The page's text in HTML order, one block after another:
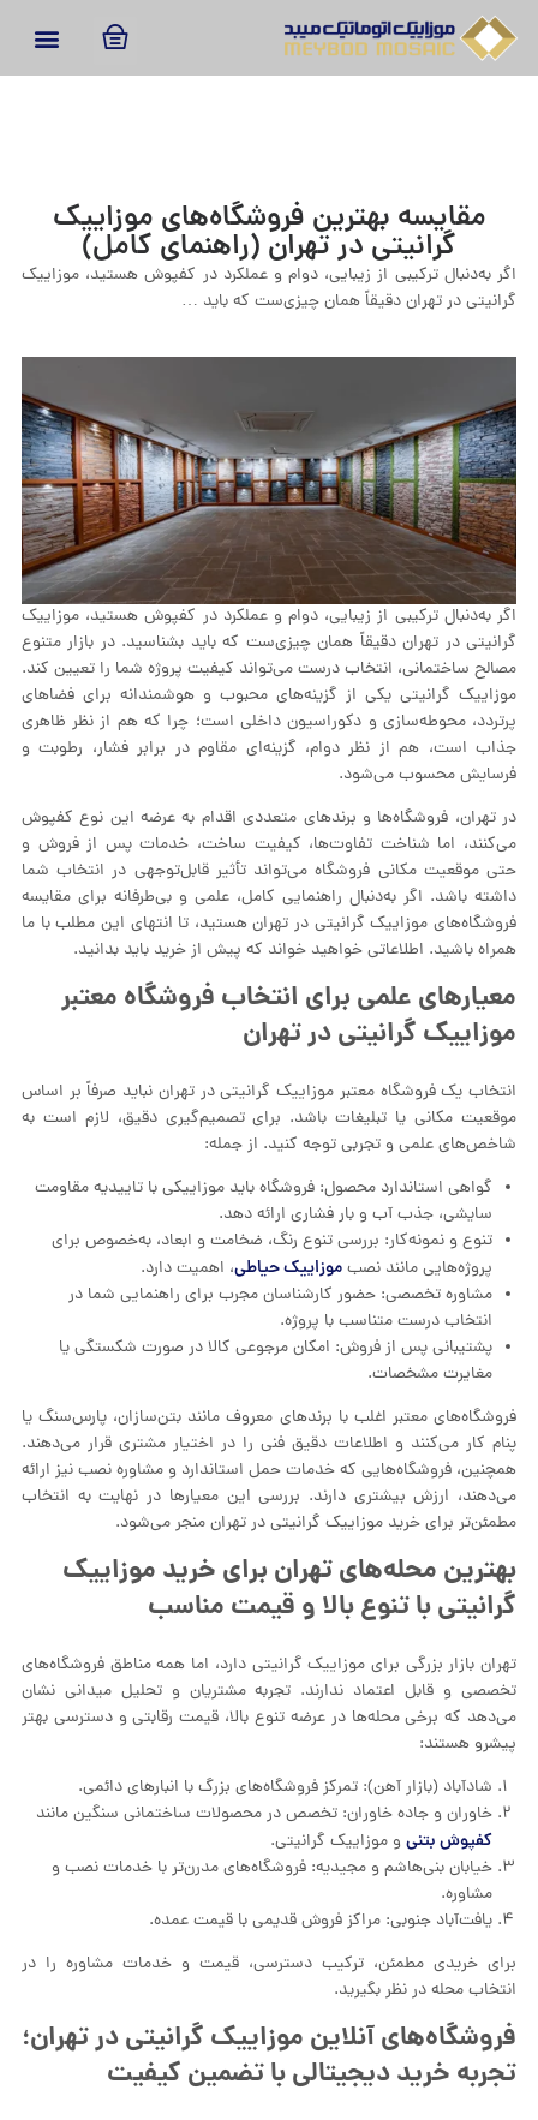
مقایسه بهترین فروشگاه‌های موزاییک
گرانیتی در تهران (راهنمای کامل)
اگر به‌دنبال ترکیبی از زیبایی، دوام و عملکرد در کفپوش هستید، موزاییک
گرانیتی در تهران دقیقاً همان چیزی‌ست که باید …
اگر به‌دنبال ترکیبی از زیبایی، دوام و عملکرد در کفپوش هستید، موزاییک
گرانیتی در تهران دقیقاً همان چیزی‌ست که باید بشناسید. در بازار متنوع
مصالح ساختمانی، انتخاب درست می‌تواند کیفیت پروژه شما را تعیین کند.
موزاییک گرانیتی یکی از گزینه‌های محبوب و هوشمندانه برای فضاهای
پرتردد، محوطه‌سازی و دکوراسیون داخلی است؛ چرا که هم از نظر ظاهری
جذاب است، هم از نظر دوام، گزینه‌ای مقاوم در برابر فشار، رطوبت و
فرسایش محسوب می‌شود.
در تهران، فروشگاه‌ها و برندهای متعددی اقدام به عرضه این نوع کفپوش
می‌کنند، اما شناخت تفاوت‌ها، کیفیت ساخت، خدمات پس از فروش و
حتی موقعیت مکانی فروشگاه می‌تواند تأثیر قابل‌توجهی در انتخاب شما
داشته باشد. اگر به‌دنبال راهنمایی کامل، علمی و بی‌طرفانه برای مقایسه
فروشگاه‌های موزاییک گرانیتی در تهران هستید، تا انتهای این مطلب با ما
همراه باشید. اطلاعاتی خواهید خواند که پیش از خرید باید بدانید.
معیارهای علمی برای انتخاب فروشگاه معتبر
موزاییک گرانیتی در تهران
انتخاب یک فروشگاه معتبر موزاییک گرانیتی در تهران نباید صرفاً بر اساس
موقعیت مکانی یا تبلیغات باشد. برای تصمیم‌گیری دقیق، لازم است به
شاخص‌های علمی و تجربی توجه کنید. از جمله:
گواهی استاندارد محصول: فروشگاه باید موزاییکی با تاییدیه مقاومت
سایشی، جذب آب و بار فشاری ارائه دهد.
تنوع و نمونه‌کار: بررسی تنوع رنگ، ضخامت و ابعاد، به‌خصوص برای
پروژه‌هایی مانند نصبموزاییک حیاطی، اهمیت دارد.
مشاوره تخصصی: حضور کارشناسان مجرب برای راهنمایی شما در
انتخاب درست متناسب با پروژه.
پشتیبانی پس از فروش: امکان مرجوعی کالا در صورت شکستگی یا
مغایرت مشخصات.
فروشگاه‌های معتبر اغلب با برندهای معروف مانند بتن‌سازان، پارس‌سنگ یا
پنام کار می‌کنند و اطلاعات دقیق فنی را در اختیار مشتری قرار می‌دهند.
همچنین، فروشگاه‌هایی که خدمات حمل استاندارد و مشاوره نصب نیز ارائه
می‌دهند، ارزش بیشتری دارند. بررسی این معیارها در نهایت به انتخاب
مطمئن‌تر برای خرید موزاییک گرانیتی در تهران منجر می‌شود.
بهترین محله‌های تهران برای خرید موزاییک
گرانیتی با تنوع بالا و قیمت مناسب
تهران بازار بزرگی برای موزاییک گرانیتی دارد، اما همه مناطق فروشگاه‌های
تخصصی و قابل اعتماد ندارند. تجربه مشتریان و تحلیل میدانی نشان
می‌دهد که برخی محله‌ها در عرضه تنوع بالا، قیمت رقابتی و دسترسی بهتر
پیشرو هستند:
شادآباد (بازار آهن): تمرکز فروشگاه‌های بزرگ با انبارهای دائمی.
خاوران و جاده خاوران: تخصص در محصولات ساختمانی سنگین مانند
کفپوش بتنیو موزاییک گرانیتی.
خیابان بنی‌هاشم و مجیدیه: فروشگاه‌های مدرن‌تر با خدمات نصب و
مشاوره.
یافت‌آباد جنوبی: مراکز فروش قدیمی با قیمت عمده.
برای خریدی مطمئن، ترکیب دسترسی، قیمت و خدمات مشاوره را در
انتخاب محله در نظر بگیرید.
فروشگاه‌های آنلاین موزاییک گرانیتی در تهران؛
تجربه خرید دیجیتالی با تضمین کیفیت